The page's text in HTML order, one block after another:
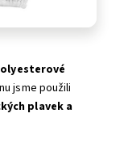
jsme použili
plavek a